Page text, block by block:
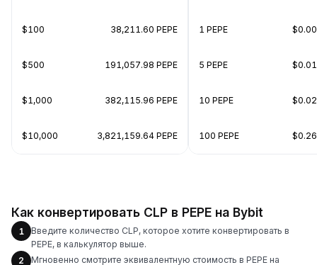
$100 38,211.60 PEPE
$500 191,057.98 PEPE
$1,000 382,115.96 PEPE
$10,000 3,821,159.64 PEPE
1 PEPE
5 PEPE
10 PEPE
100 PEPE
Как конвертировать CLP в PEPE на Bybit
1
Введите количество CLP, которое хотите конвертировать в
PEPE, в калькулятор выше.
2
Мгновенно смотрите эквивалентную стоимость в PEPE на